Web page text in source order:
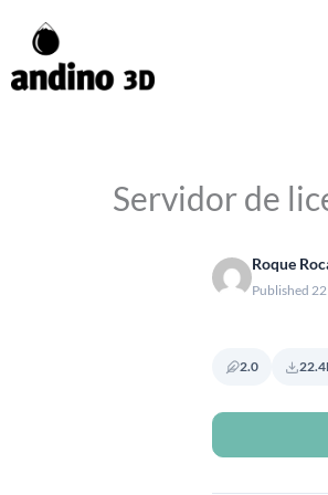
contenido
Servidor de
Roque
Published
2.0